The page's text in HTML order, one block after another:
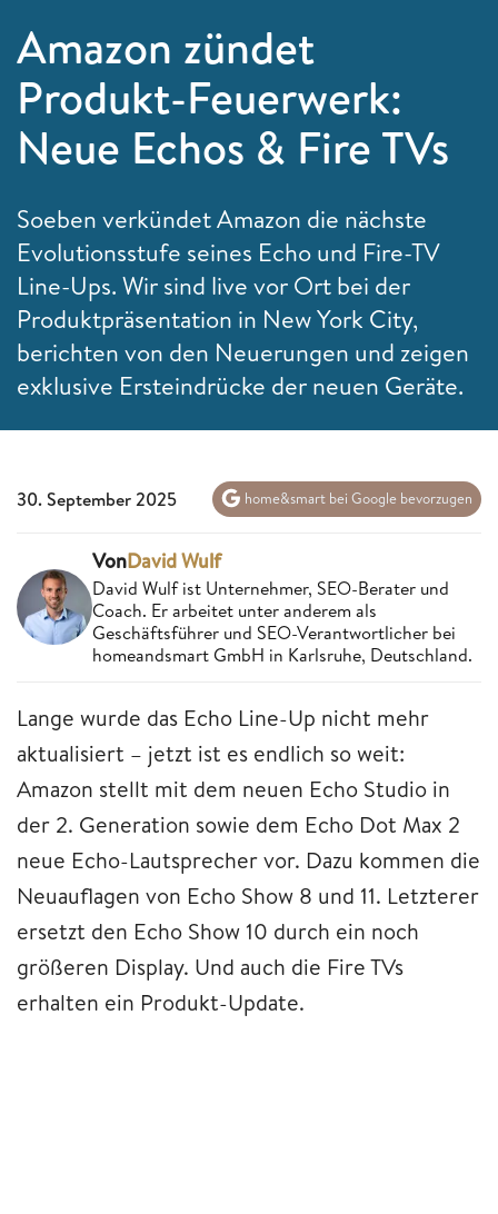
Amazon zündet
Produkt-Feuerwerk:
Neue Echos & Fire TVs
Soeben verkündet Amazon die nächste
Evolutionsstufe seines Echo und Fire-TV
Line-Ups. Wir sind live vor Ort bei der
Produktpräsentation in New York City,
berichten von den Neuerungen und zeigen
exklusive Ersteindrücke der neuen Geräte.
30. September 2025 home&smart bei Google bevorzugen
VonDavid Wulf
David Wulf ist Unternehmer, SEO-Berater und
Coach. Er arbeitet unter anderem als
Geschäftsführer und SEO-Verantwortlicher bei
homeandsmart GmbH in Karlsruhe, Deutschland.
Lange wurde das Echo Line-Up nicht mehr
aktualisiert – jetzt ist es endlich so weit:
Amazon stellt mit dem neuen Echo Studio in
der 2. Generation sowie dem Echo Dot Max 2
neue Echo-Lautsprecher vor. Dazu kommen die
Neuauflagen von Echo Show 8 und 11. Letzterer
ersetzt den Echo Show 10 durch ein noch
größeren Display. Und auch die Fire TVs
erhalten ein Produkt-Update.